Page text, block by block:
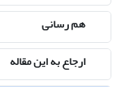
هم رسانی
ارجاع به این مقاله